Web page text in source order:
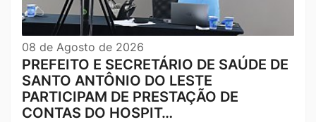
08 de Agosto de 2026
PREFEITO E SECRETÁRIO DE SAÚDE DE
SANTO ANTÔNIO DO LESTE
PARTICIPAM DE PRESTAÇÃO DE
CONTAS DO HOSPIT…